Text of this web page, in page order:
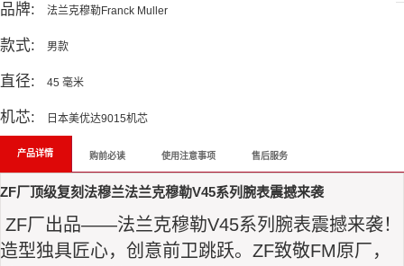
品牌: 法兰克穆勒Franck Muller
款式: 男款
直径: 45 毫米
机芯: 日本美优达9015机芯
产品详情 购前必读 使用注意事项 售后服务
ZF厂顶级复刻法穆兰法兰克穆勒V45系列腕表震撼来袭
ZF厂出品——法兰克穆勒V45系列腕表震撼来袭！
造型独具匠心，创意前卫跳跃。ZF致敬FM原厂，